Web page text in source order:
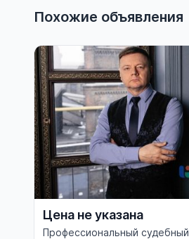
Похожие объявления
Цена не указана
Профессиональный судебный